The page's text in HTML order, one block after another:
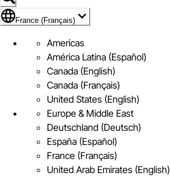
Pavillon de France (Français)
France (Français)
Americas
América Latina (Español)
Canada (English)
Canada (Français)
United States (English)
Europe & Middle East
Deutschland (Deutsch)
España (Español)
France (Français)
United Arab Emirates (English)